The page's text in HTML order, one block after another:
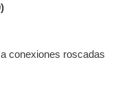
conexiones roscadas